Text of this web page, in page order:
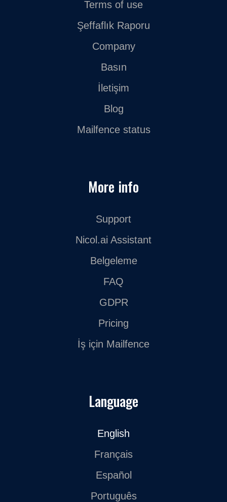
Terms of use
Şeffaflık Raporu
Company
Basın
İletişim
Blog
Mailfence status
More info
Support
Nicol.ai Assistant
Belgeleme
FAQ
GDPR
Pricing
İş için Mailfence
Language
English
Français
Español
Português